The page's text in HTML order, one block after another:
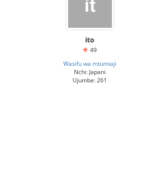
ito
49
Wasifu wa mtumiaji
Nchi: Japani
Ujumbe: 261